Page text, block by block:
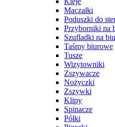
Maczałki
Poduszki do
Przyborniki na
Szufladki na
Taśmy biurowe
Tusze
Wizytowniki
Zszywacze
Nożyczki
Zszywki
Klipy
Spinacze
Półki